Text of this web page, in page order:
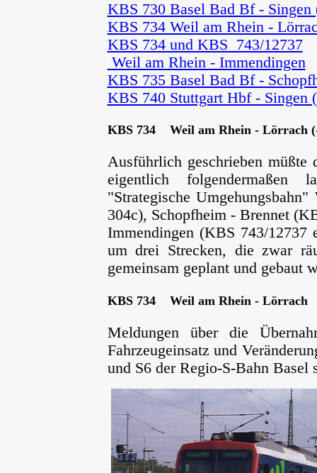
KBS 730 Basel Bad Bf -
KBS 734 Weil am Rhein -
KBS 734 und KBS 743/12737
Weil am Rhein - Immendingen
KBS 735 Basel Bad Bf -
KBS 740 Stuttgart Hbf - Singen
KBS 734 Weil am Rhein - Lörrach
Ausführlich geschrieben müßte
eigentlich
"Strategische
304c), Schopfheim - Brennet
Immendingen (KBS 743/12737
um drei Strecken, die zwar
gemeinsam geplant und gebaut
KBS 734 Weil am Rhein - Lörrach
Meldungen über die
Fahrzeugeinsatz und
und S6 der Regio-S-Bahn Basel